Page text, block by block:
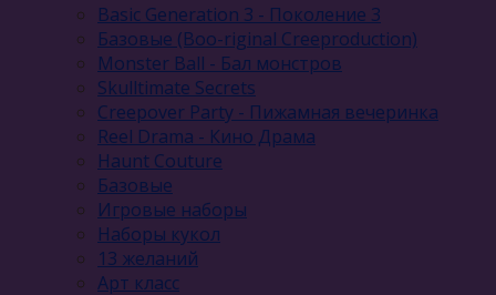
Basic Generation 3 - Поколение 3
Базовые (Boo-riginal Creeproduction)
Monster Ball - Бал монстров
Skulltimate Secrets
Creepover Party - Пижамная вечеринка
Reel Drama - Кино Драма
Haunt Couture
Базовые
Игровые наборы
Наборы кукол
13 желаний
Арт класс